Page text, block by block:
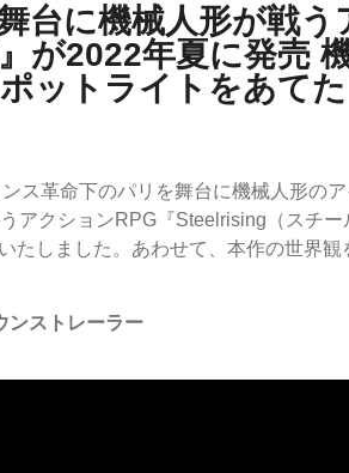
台に機械人形が戦
が2022年夏に発売
ットライトをあて
ス革命下のパリを舞台に機械人形の
アクションRPG『Steelrising（スチ
たしました。あわせて、本作の世界
ンストレーラー